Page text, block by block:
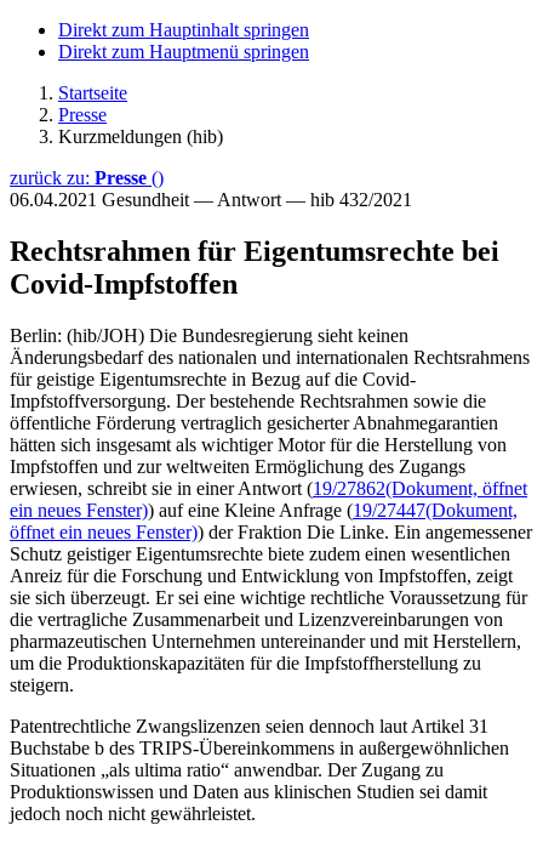
Direkt zum Hauptinhalt springen
Direkt zum Hauptmenü springen
Startseite
Presse
Kurzmeldungen (hib)
zurück zu: Presse ()
06.04.2021 Gesundheit — Antwort — hib 432/2021
Rechtsrahmen für Eigentumsrechte bei
Covid-Impfstoffen
Berlin: (hib/JOH) Die Bundesregierung sieht keinen
Änderungsbedarf des nationalen und internationalen Rechtsrahmens
für geistige Eigentumsrechte in Bezug auf die Covid-
Impfstoffversorgung. Der bestehende Rechtsrahmen sowie die
öffentliche Förderung vertraglich gesicherter Abnahmegarantien
hätten sich insgesamt als wichtiger Motor für die Herstellung von
Impfstoffen und zur weltweiten Ermöglichung des Zugangs
erwiesen, schreibt sie in einer Antwort (19/27862(Dokument, öffnet
ein neues Fenster)) auf eine Kleine Anfrage (19/27447(Dokument,
öffnet ein neues Fenster)) der Fraktion Die Linke. Ein angemessener
Schutz geistiger Eigentumsrechte biete zudem einen wesentlichen
Anreiz für die Forschung und Entwicklung von Impfstoffen, zeigt
sie sich überzeugt. Er sei eine wichtige rechtliche Voraussetzung für
die vertragliche Zusammenarbeit und Lizenzvereinbarungen von
pharmazeutischen Unternehmen untereinander und mit Herstellern,
um die Produktionskapazitäten für die Impfstoffherstellung zu
steigern.
Patentrechtliche Zwangslizenzen seien dennoch laut Artikel 31
Buchstabe b des TRIPS-Übereinkommens in außergewöhnlichen
Situationen „als ultima ratio“ anwendbar. Der Zugang zu
Produktionswissen und Daten aus klinischen Studien sei damit
jedoch noch nicht gewährleistet.